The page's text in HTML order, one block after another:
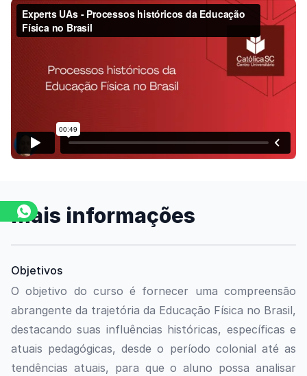
Assista o vídeo
Mais informações
Objetivos
O objetivo do curso é fornecer uma compreensão
abrangente da trajetória da Educação Física no Brasil,
destacando suas influências históricas, específicas e
atuais pedagógicas, desde o período colonial até as
tendências atuais, para que o aluno possa analisar